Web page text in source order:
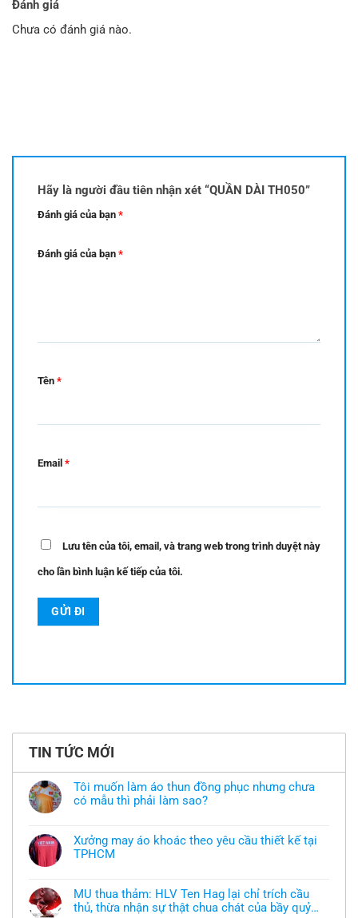
Đánh giá
Chưa có đánh giá nào.
Hãy là người đầu tiên nhận xét “QUẦN DÀI TH050”
Đánh giá của bạn *
Đánh giá của bạn *
Tên *
Email *
Lưu tên của tôi, email, và trang web trong trình duyệt này
cho lần bình luận kế tiếp của tôi.
TIN TỨC MỚI
Tôi muốn làm áo thun đồng phục nhưng chưa
có mẫu thì phải làm sao?
bình
luận
ở
áo
thun
đồng
Xưởng may áo khoác theo yêu cầu thiết kế tại
TPHCM
bình
luận
ở
MU thua thảm: HLV Ten Hag lại chỉ trích cầu
thủ, thừa nhận sự thật chua chát của bầy quỷ